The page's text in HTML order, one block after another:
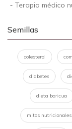
- Terapia médico
Semillas
colesterol
diabetes
dieta boricua
mitos nutricionales